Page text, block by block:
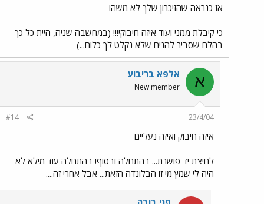
אז כנראה שהזיכרון שלך לא משהו
כי קיבלת ממני ועוד איזה חיבוקי!!! (במחשבה שניה, היית כל כך
בהלם שסביר להניח שלא נקלט לך כלום...)
א אלפא בריבוע
New member
23/4/04
#14
איזה חיבוק ואיזה נעליים
לחיצת יד פושרת... בהתחלה ובסוף! בהתחלה עוד מילא לא
היה לי שמץ מי זו הבלונדה הזאת... אבל אחרי זה....